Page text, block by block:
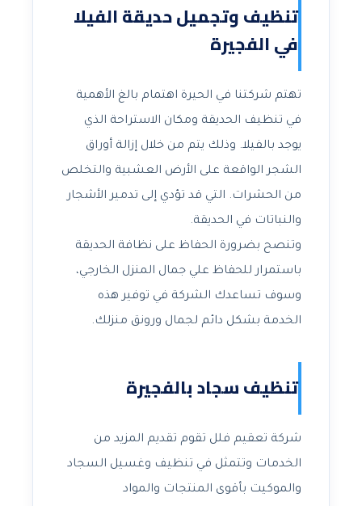
تنظيف وتجميل حديقة الفيلا
في الفجيرة
تهتم شركتنا في الحيرة اهتمام بالغ الأهمية
في تنظيف الحديقة ومكان الاستراحة الذي
يوجد بالفيلا. وذلك يتم من خلال إزالة أوراق
الشجر الواقعة على الأرض العشبية والتخلص
من الحشرات. التي قد تؤدي إلى تدمير الأشجار
والنباتات في الحديقة.
وتنصح بضرورة الحفاظ على نظافة الحديقة
باستمرار للحفاظ علي جمال المنزل الخارجي،
وسوف تساعدك الشركة في توفير هذه
الخدمة بشكل دائم لجمال ورونق منزلك.
تنظيف سجاد بالفجيرة
شركة تعقيم فلل تقوم تقديم المزيد من
الخدمات وتتمثل في تنظيف وغسيل السجاد
والموكيت بأقوى المنتجات والمواد